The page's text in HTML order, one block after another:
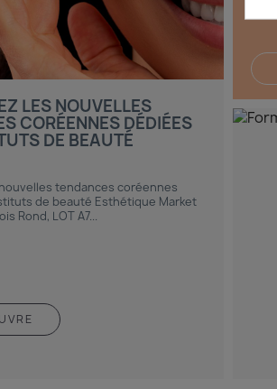
LES NOUVELLES
CORÉENNES DÉDIÉES
DE BEAUTÉ
tendances coréennes
de beauté Esthétique Market
Rond, LOT A7...